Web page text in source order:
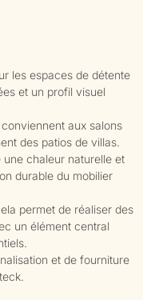
les espaces de détente
et un profil visuel
aux salons
des patios de villas.
chaleur naturelle et
durable du mobilier
permet de réaliser des
un élément central
et de fourniture